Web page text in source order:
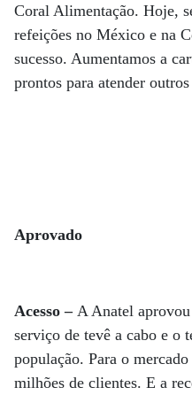
Coral Alimentação. Hoje,
refeições no México e na
sucesso. Aumentamos a
prontos para atender outros
Aprovado
Acesso –A Anatel aprovou
serviço de tevê a cabo e o
população. Para o
milhões de clientes. E a